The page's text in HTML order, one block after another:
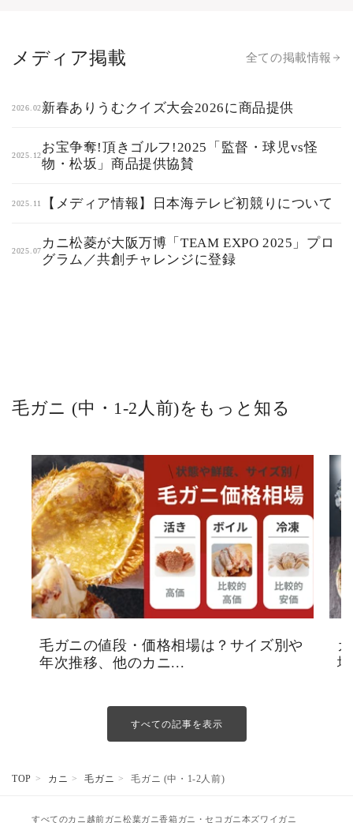
メディア掲載 全ての掲載情報
2026.02新春ありうむクイズ大会2026に商品提供
2025.12
お宝争奪!頂きゴルフ!2025「監督・球児vs怪
物・松坂」商品提供協賛
2025.11 【メディア情報】日本海テレビ初競りについて
2025.07
カニ松菱が大阪万博「TEAM EXPO 2025」プロ
グラム／共創チャレンジに登録
毛ガニ (中・1-2人前)をもっと知る
毛ガニの値段・価格相場は？サイズ別や
年次推移、他のカニ...
すべての記事を表示
TOP カニ 毛ガニ 毛ガニ (中・1-2人前)
すべてのカニ 越前ガニ松葉ガニ香箱ガニ・セコガニ 本ズワイガニ